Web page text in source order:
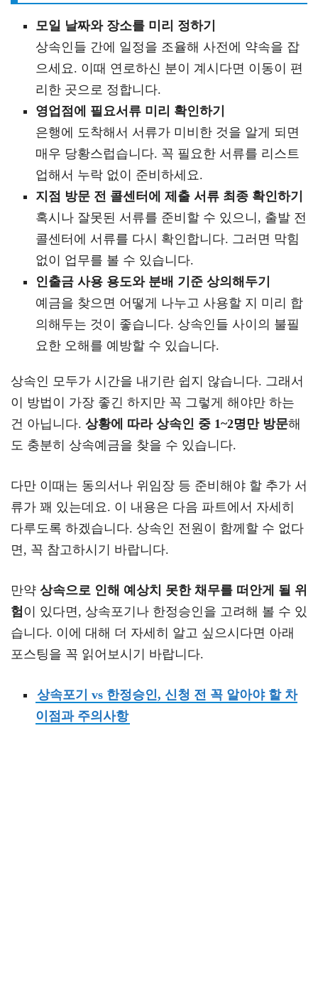
모일 날짜와 장소를 미리 정하기
상속인들 간에 일정을 조율해 사전에 약속을 잡
으세요. 이때 연로하신 분이 계시다면 이동이 편
리한 곳으로 정합니다.
영업점에 필요서류 미리 확인하기
은행에 도착해서 서류가 미비한 것을 알게 되면
매우 당황스럽습니다. 꼭 필요한 서류를 리스트
업해서 누락 없이 준비하세요.
지점 방문 전 콜센터에 제출 서류 최종 확인하기
혹시나 잘못된 서류를 준비할 수 있으니, 출발 전
콜센터에 서류를 다시 확인합니다. 그러면 막힘
없이 업무를 볼 수 있습니다.
인출금 사용 용도와 분배 기준 상의해두기
예금을 찾으면 어떻게 나누고 사용할 지 미리 합
의해두는 것이 좋습니다. 상속인들 사이의 불필
요한 오해를 예방할 수 있습니다.
상속인 모두가 시간을 내기란 쉽지 않습니다. 그래서
이 방법이 가장 좋긴 하지만 꼭 그렇게 해야만 하는
건 아닙니다. 상황에 따라 상속인 중 1~2명만 방문해
도 충분히 상속예금을 찾을 수 있습니다.
다만 이때는 동의서나 위임장 등 준비해야 할 추가 서
류가 꽤 있는데요. 이 내용은 다음 파트에서 자세히
다루도록 하겠습니다. 상속인 전원이 함께할 수 없다
면, 꼭 참고하시기 바랍니다.
만약 상속으로 인해 예상치 못한 채무를 떠안게 될 위
험이 있다면, 상속포기나 한정승인을 고려해 볼 수 있
습니다. 이에 대해 더 자세히 알고 싶으시다면 아래
포스팅을 꼭 읽어보시기 바랍니다.
상속포기 vs 한정승인, 신청 전 꼭 알아야 할 차
이점과 주의사항